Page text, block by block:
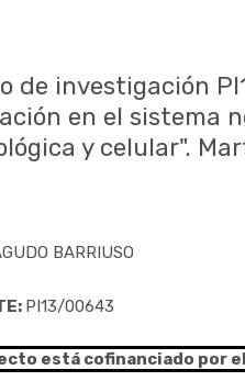
de investigación
en el sistema
y celular".
BARRIUSO
PI13/00643
está cofinanciado por